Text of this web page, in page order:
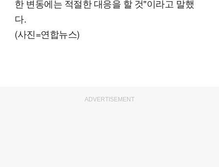
한 변동에는 적절한 대응을 할 것"이라고 말했
다.
(사진=연합뉴스)
ADVERTISEMENT